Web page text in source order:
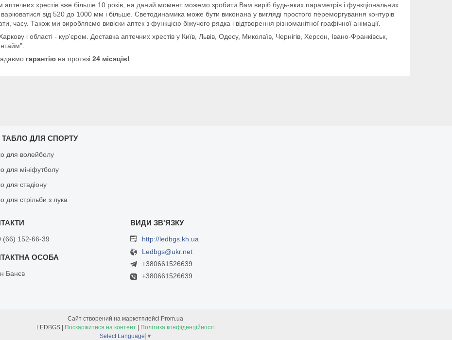
хрестів вже більше 10 років, на даний момент можемо зробити Вам виріб будь-яких параметрів і функціональних
від 520 до 1000 мм і більше. Светодинамика може бути виконана у вигляді простого переморгування контурів
Також ми виробляємо вивіски аптек з функцією біжучого рядка і відтворення різноманітної графічної анімації.
і області - кур'єром. Доставка аптечних хрестів у Київ, Львів, Одесу, Миколаїв, Чернігів, Херсон, Івано-Франківськ,
гарантію на протязі 24 місяців!
ТАБЛО ДЛЯ СПОРТУ
для волейболу
для мініфутболу
для стадіону
для стрільби з лука
(66) 152-66-39
Банєв
http://ledbgs.kh.ua
Ledbgs@ukr.net
+380661526639
+380661526639
Сайт створений на маркетплейсі Prom.ua
LEDBGS | Поскаржитися на контент | Політика конфіденційності
Select Language ▼